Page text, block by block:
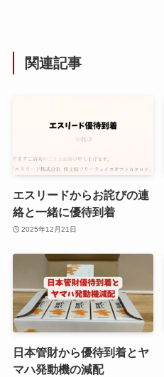
関連記事
エスリードからお詫びの連
絡と一緒に優待到着
2025年12月21日
日本管財から優待到着とヤ
マハ発動機の減配